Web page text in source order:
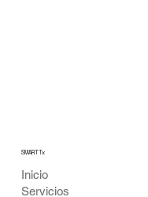
SMARTTx
Inicio
Servicios